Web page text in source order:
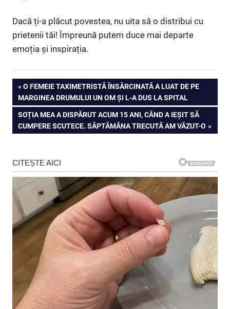
Dacă ți-a plăcut povestea, nu uita să o distribui cu
prietenii tăi! Împreună putem duce mai departe
emoția și inspirația.
Navigare
în
articole
PREVIOUS
POST:
O FEMEIE TAXIMETRISTĂ ÎNSĂRCINATĂ A LUAT DE PE
MARGINEA DRUMULUI UN OM ȘI L-A DUS LA SPITAL
NEXT
POST:
SOȚIA MEA A DISPĂRUT ACUM 15 ANI, CÂND A IEȘIT SĂ
CUMPERE SCUTECE. SĂPTĂMÂNA TRECUTĂ AM VĂZUT-O